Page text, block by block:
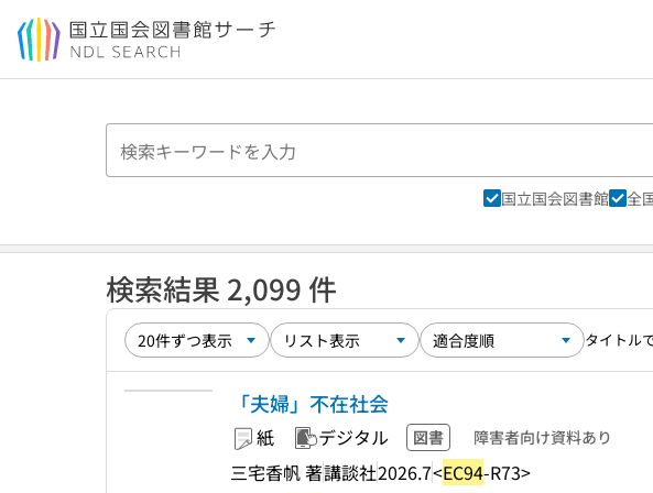
本文へ移動
国立国会図書館 全
検索結果 2,099 件
タイトル
「夫婦」不在社会
紙 デジタル 図書 障害者向け資料あり
三宅香帆 著講談社2026.7<EC94-R73>